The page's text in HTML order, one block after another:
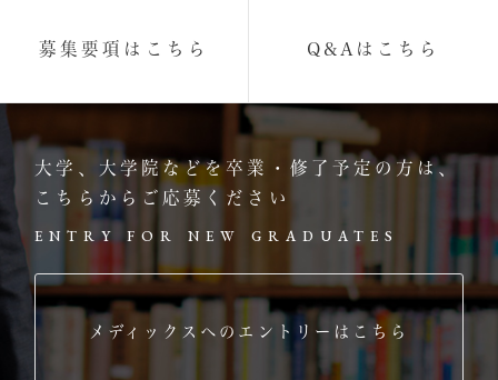
募集要項はこちら Q&Aはこちら
大学、大学院などを卒業・修了予定の方は、
こちらからご応募ください
ENTRY FOR NEW GRADUATES
メディックスへのエントリーはこちら